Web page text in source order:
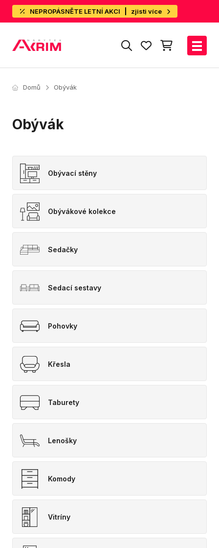
NEPROPÁSNĚTE LETNÍ AKCI zjisti více
Domů Obývák
Obývák
Obývací stěny
Obývákové kolekce
Sedačky
Sedací sestavy
Pohovky
Křesla
Taburety
Lenošky
Komody
Vitríny